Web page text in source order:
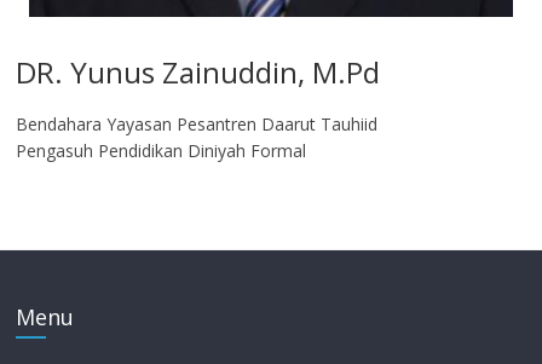
DR. Yunus Zainuddin, M.Pd
Bendahara Yayasan Pesantren Daarut Tauhiid
Pengasuh Pendidikan Diniyah Formal
Menu